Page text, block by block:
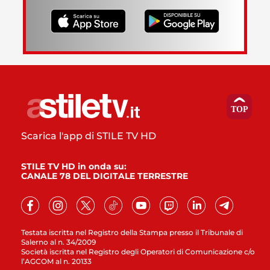
Testata iscritta nel Registro della Stampa presso il Tribunale di
Salerno al n. 34/2009
Società iscritta nel Registro degli Operatori di Comunicazione c/o
l’AGCOM al n. 20133
Scarica l'app di STILE TV HD
STILE TV HD in onda su:
CANALE 78 DEL DIGITALE TERRESTRE